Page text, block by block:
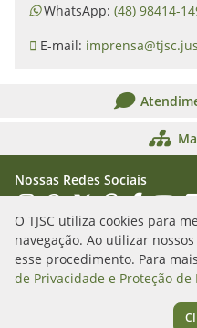
O TJSC utiliza cookies para
navegação. Ao utilizar
esse procedimento. Para
de Privacidade e Proteção de
WhatsApp: (48) 98414-
E-mail:
Nossas Redes Sociais
Acessar Instagram
Acessar WhatsApp
Acessar X
Acessar
Acessar
Rua Álvaro Millen da Silveira,
Florianópolis/SC - CEP:
Segunda a sexta das 12h às